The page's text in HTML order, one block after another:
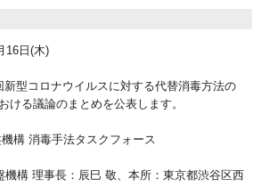
16日(木)
型コロナウイルスに対する代替消毒方法の
る議論のまとめを公表します。
構 消毒手法タスクフォース
構 理事長：辰巳 敬、本所：東京都渋谷区西